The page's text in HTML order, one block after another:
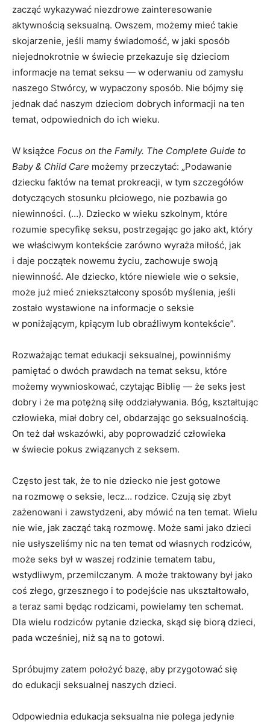
zacząć wykazywać niezdrowe zainteresowanie
aktywnością seksualną. Owszem, możemy mieć takie
skojarzenie, jeśli mamy świadomość, w jaki sposób
niejednokrotnie w świecie przekazuje się dzieciom
informacje na temat seksu — w oderwaniu od zamysłu
naszego Stwórcy, w wypaczony sposób. Nie bójmy się
jednak dać naszym dzieciom dobrych informacji na ten
temat, odpowiednich do ich wieku.
W książce Focus on the Family. The Complete Guide to
Baby & Child Care możemy przeczytać: „Podawanie
dziecku faktów na temat prokreacji, w tym szczegółów
dotyczących stosunku płciowego, nie pozbawia go
niewinności. (…). Dziecko w wieku szkolnym, które
rozumie specyfikę seksu, postrzegając go jako akt, który
we właściwym kontekście zarówno wyraża miłość, jak
i daje początek nowemu życiu, zachowuje swoją
niewinność. Ale dziecko, które niewiele wie o seksie,
może już mieć zniekształcony sposób myślenia, jeśli
zostało wystawione na informacje o seksie
w poniżającym, kpiącym lub obraźliwym kontekście”.
Rozważając temat edukacji seksualnej, powinniśmy
pamiętać o dwóch prawdach na temat seksu, które
możemy wywnioskować, czytając Biblię — że seks jest
dobry i że ma potężną siłę oddziaływania. Bóg, kształtując
człowieka, miał dobry cel, obdarzając go seksualnością.
On też dał wskazówki, aby poprowadzić człowieka
w świecie pokus związanych z seksem.
Często jest tak, że to nie dziecko nie jest gotowe
na rozmowę o seksie, lecz… rodzice. Czują się zbyt
zażenowani i zawstydzeni, aby mówić na ten temat. Wielu
nie wie, jak zacząć taką rozmowę. Może sami jako dzieci
nie usłyszeliśmy nic na ten temat od własnych rodziców,
może seks był w waszej rodzinie tematem tabu,
wstydliwym, przemilczanym. A może traktowany był jako
coś złego, grzesznego i to podejście nas ukształtowało,
a teraz sami będąc rodzicami, powielamy ten schemat.
Dla wielu rodziców pytanie dziecka, skąd się biorą dzieci,
pada wcześniej, niż są na to gotowi.
Spróbujmy zatem położyć bazę, aby przygotować się
do edukacji seksualnej naszych dzieci.
Odpowiednia edukacja seksualna nie polega jedynie